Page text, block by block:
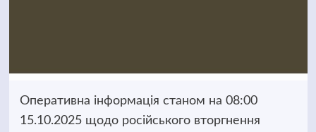
Оперативна інформація станом на 08:00
15.10.2025 щодо російського вторгнення